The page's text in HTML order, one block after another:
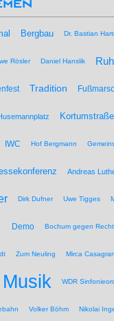
Bergbau Dr. Bastian
Rösler Daniel Hanslik
Tradition
Kortumstraße
IWC Hof Bergmann
Andreas
Dirk Dufner Uwe Tigges
Demo Bochum gegen
Zum Neuling Mirca
Musik WDR
Volker Böhm Nikolai